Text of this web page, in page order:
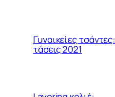
Γυναικείες τσάντες:
τάσεις 2021